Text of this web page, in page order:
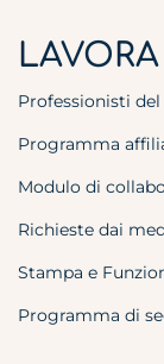
Professionisti
Programma
Modulo di
Richieste dai
Stampa e
Programma di